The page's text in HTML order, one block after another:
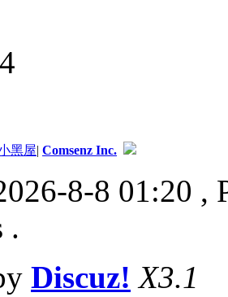
黑屋| Comsenz Inc.
8-8 01:20 ,
.
Discuz! X3.1